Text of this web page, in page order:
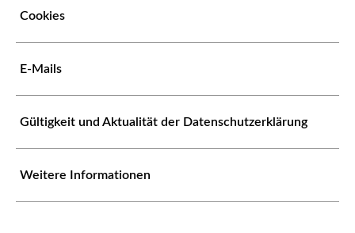
Cookies
E-Mails
Gültigkeit und Aktualität der Datenschutzerklärung
Weitere Informationen